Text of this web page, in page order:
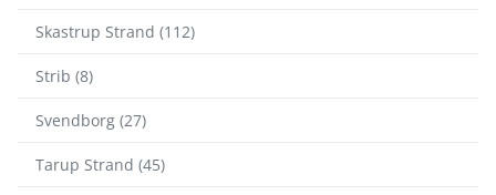
Skastrup Strand (112)
Strib (8)
Svendborg (27)
Tarup Strand (45)